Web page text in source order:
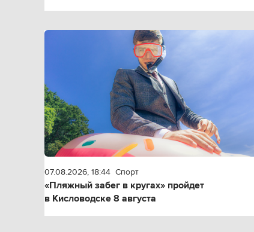
07.08.2026, 18:44 Спорт
«Пляжный забег в кругах» пройдет
в Кисловодске 8 августа